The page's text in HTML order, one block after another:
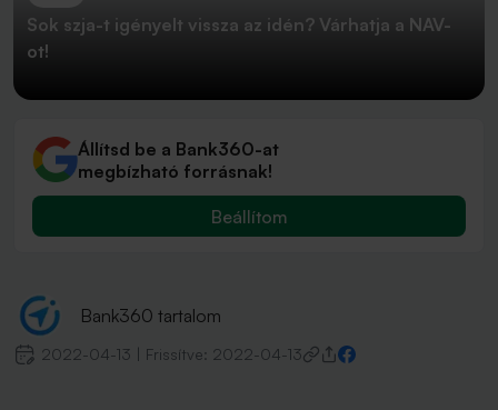
Sok szja-t igényelt vissza az idén? Várhatja a NAV-
ot!
Állítsd be a Bank360-at
megbízható forrásnak!
Beállítom
Bank360 tartalom
2022-04-13 Frissítve: 2022-04-13